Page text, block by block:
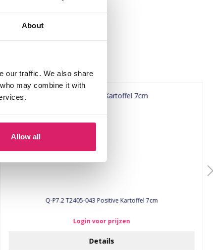
About
our traffic. We also share
may combine it with
Allow all
Q-P7.2 T2405-043 Positive Kartoffel 7cm
Login voor prijzen
Details